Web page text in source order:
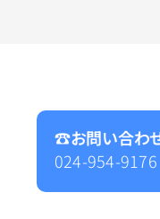
☎︎お問い合わ
024-954-9176